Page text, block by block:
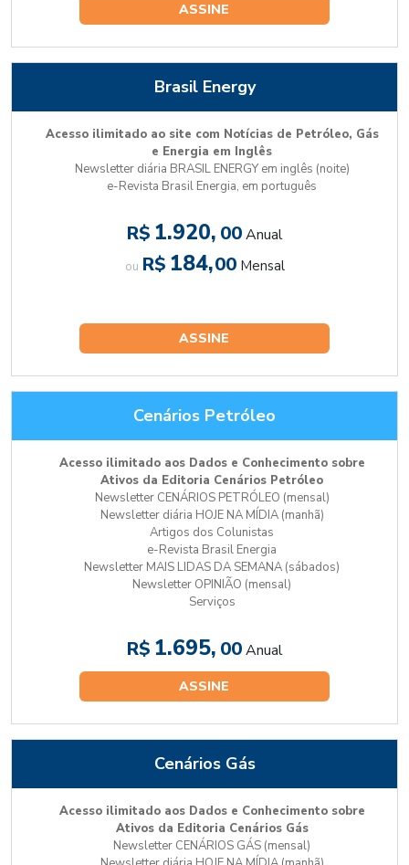
ASSINE
Brasil Energy
Acesso ilimitado ao site com Notícias de Petróleo, Gás
e Energia em Inglês
Newsletter diária BRASIL ENERGY em inglês (noite)
e-Revista Brasil Energia, em português
R$ 1.920, 00 Anual
ou R$ 184,00 Mensal
ASSINE
Cenários Petróleo
Acesso ilimitado aos Dados e Conhecimento sobre
Ativos da Editoria Cenários Petróleo
Newsletter CENÁRIOS PETRÓLEO (mensal)
Newsletter diária HOJE NA MÍDIA (manhã)
Artigos dos Colunistas
e-Revista Brasil Energia
Newsletter MAIS LIDAS DA SEMANA (sábados)
Newsletter OPINIÃO (mensal)
Serviços
R$ 1.695, 00 Anual
ASSINE
Cenários Gás
Acesso ilimitado aos Dados e Conhecimento sobre
Ativos da Editoria Cenários Gás
Newsletter CENÁRIOS GÁS (mensal)